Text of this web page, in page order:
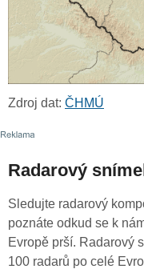
Zdroj dat: ČHMÚ
Radarový
Sledujte radarový
poznáte odkud se k
Evropě prší. Radarový
100 radarů po celé